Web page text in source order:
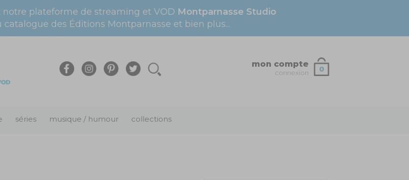
plateforme de streaming et VOD Montparnasse Studio
catalogue des Éditions Montparnasse et bien plus...
0
mon compte
connexion
séries musique / humour collections